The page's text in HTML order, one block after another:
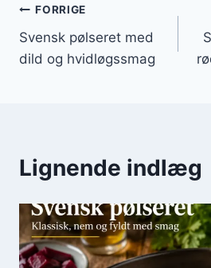
Indlægsnavigation
FORRIGE
Svensk pølseret med
dild og hvidløgssmag
Lignende indlæg